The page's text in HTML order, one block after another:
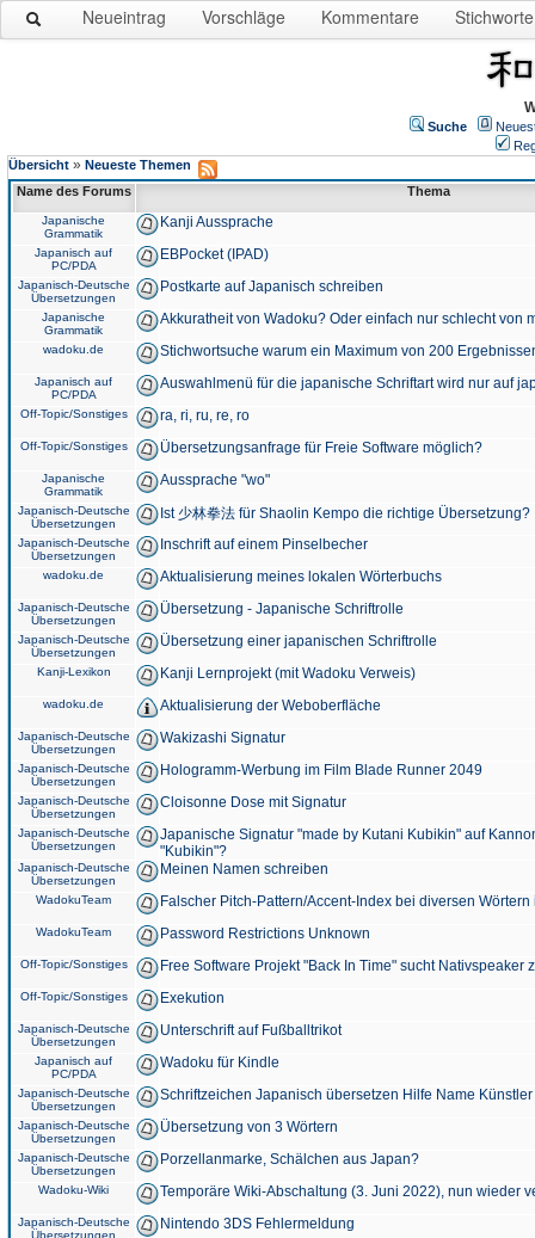
Neueintrag Vorschläge Kommentare Stichworte
Suche
Übersicht » Neueste Themen
Name des Forums
Thema
Japanische
Grammatik
Kanji Aussprache
Japanisch auf
PC/PDA
EBPocket (IPAD)
Japanisch-Deutsche
Übersetzungen
Postkarte auf Japanisch schreiben
Japanische
Grammatik
Akkuratheit von Wadoku? Oder einfach nur schlecht von
wadoku.de Stichwortsuche warum ein Maximum von 200
Japanisch auf
PC/PDA
Auswahlmenü für die japanische Schriftart wird nur auf
Off-Topic/Sonstiges ra, ri, ru, re, ro
Off-Topic/Sonstiges Übersetzungsanfrage für Freie Software möglich?
Japanische
Grammatik
Aussprache "wo"
Japanisch-Deutsche
Übersetzungen
Ist 少林拳法 für Shaolin Kempo die richtige Übersetzung?
Japanisch-Deutsche
Übersetzungen
Inschrift auf einem Pinselbecher
wadoku.de Aktualisierung meines lokalen Wörterbuchs
Japanisch-Deutsche
Übersetzungen
Übersetzung - Japanische Schriftrolle
Japanisch-Deutsche
Übersetzungen
Übersetzung einer japanischen Schriftrolle
Kanji-Lexikon Kanji Lernprojekt (mit Wadoku Verweis)
wadoku.de Aktualisierung der Weboberfläche
Japanisch-Deutsche
Übersetzungen
Wakizashi Signatur
Japanisch-Deutsche
Übersetzungen
Hologramm-Werbung im Film Blade Runner 2049
Japanisch-Deutsche
Übersetzungen
Cloisonne Dose mit Signatur
Japanisch-Deutsche
Übersetzungen
Japanische Signatur "made by Kutani Kubikin" auf
"Kubikin"?
Japanisch-Deutsche
Übersetzungen
Meinen Namen schreiben
WadokuTeam Falscher Pitch-Pattern/Accent-Index bei diversen
WadokuTeam Password Restrictions Unknown
Off-Topic/Sonstiges Free Software Projekt "Back In Time" sucht Nativspeaker
Off-Topic/Sonstiges Exekution
Japanisch-Deutsche
Übersetzungen
Unterschrift auf Fußballtrikot
Japanisch auf
PC/PDA
Wadoku für Kindle
Japanisch-Deutsche
Übersetzungen
Schriftzeichen Japanisch übersetzen Hilfe Name
Japanisch-Deutsche
Übersetzungen
Übersetzung von 3 Wörtern
Japanisch-Deutsche
Übersetzungen
Porzellanmarke, Schälchen aus Japan?
Wadoku-Wiki Temporäre Wiki-Abschaltung (3. Juni 2022), nun wieder
Japanisch-Deutsche
Übersetzungen
Nintendo 3DS Fehlermeldung